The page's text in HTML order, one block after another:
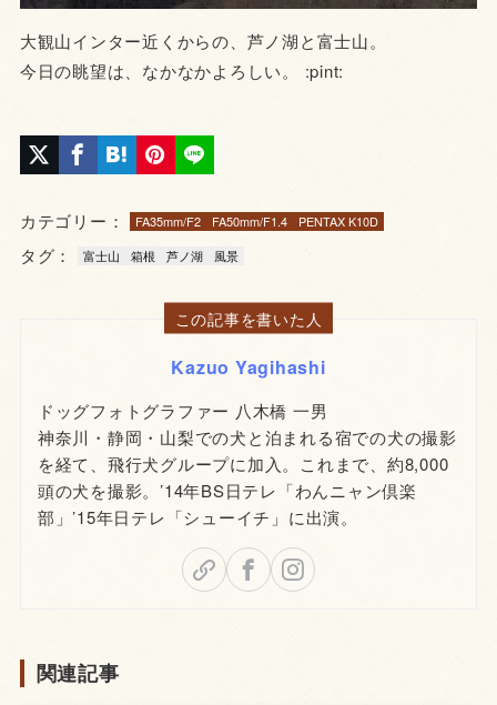
大観山インター近くからの、芦ノ湖と富士山。
今日の眺望は、なかなかよろしい。 :pint:
カテゴリー： FA35mm/F2 FA50mm/F1.4 PENTAX K10D
タグ： 富士山 箱根 芦ノ湖 風景
この記事を書いた人
Kazuo Yagihashi
ドッグフォトグラファー 八木橋 一男
神奈川・静岡・山梨での犬と泊まれる宿での犬の撮影
を経て、飛行犬グループに加入。これまで、約8,000
頭の犬を撮影。’14年BS日テレ「わんニャン倶楽
部」’15年日テレ「シューイチ」に出演。
関連記事